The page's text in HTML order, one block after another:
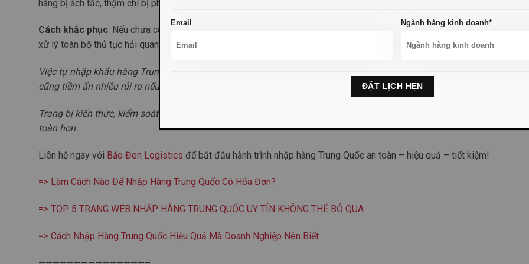
hàng bị ách tắc, thậm chí bị phạt.
Cách khắc phục: Nếu chưa có kinh nghiệm, nên hợp tác với đơn vị ủy thác nhập khẩu hàng Trung Quốc
xử lý toàn bộ thủ tục hải quan, thuế và chứng từ, đảm bảo hàng được thông quan nhanh chóng và hợp pháp.
Việc tự nhập khẩu hàng Trung Quốc có thể giúp doanh nghiệp tiết kiệm chi phí và chủ động nguồn hàng, nhưng đồng
cũng tiềm ẩn nhiều rủi ro nếu không chuẩn bị kỹ lưỡng.
Trang bị kiến thức, kiểm soát chi phí, và hợp tác cùng đơn vị nhập khẩu uy tín chính là cách để kinh doanh hiệu quả và
toàn hơn.
Liên hệ ngay với Báo Đen Logistics để bắt đầu hành trình nhập hàng Trung Quốc an toàn – hiệu quả – tiết kiệm!
=> Làm Cách Nào Để Nhập Hàng Trung Quốc Có Hóa Đơn?
=> TOP 5 TRANG WEB NHẬP HÀNG TRUNG QUỐC UY TÍN KHÔNG THỂ BỎ QUA
=> Cách Nhập Hàng Trung Quốc Hiệu Quả Mà Doanh Nghiệp Nên Biết
Email Ngành hàng kinh doanh*